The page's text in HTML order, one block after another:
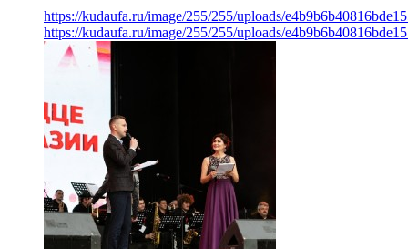
https://kudaufa.ru/image/255/255/uploads/
https://kudaufa.ru/image/255/255/uploads/